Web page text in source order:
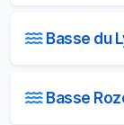
Basse du
Basse